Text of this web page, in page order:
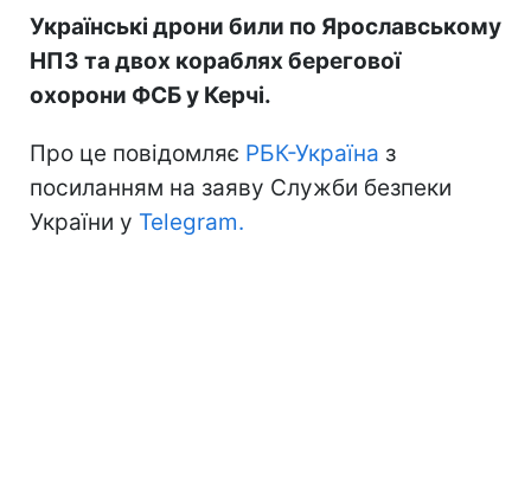
Українські дрони били по Ярославському
НПЗ та двох кораблях берегової
охорони ФСБ у Керчі.
Про це повідомляє РБК-Україна з
посиланням на заяву Служби безпеки
України у Telegram.